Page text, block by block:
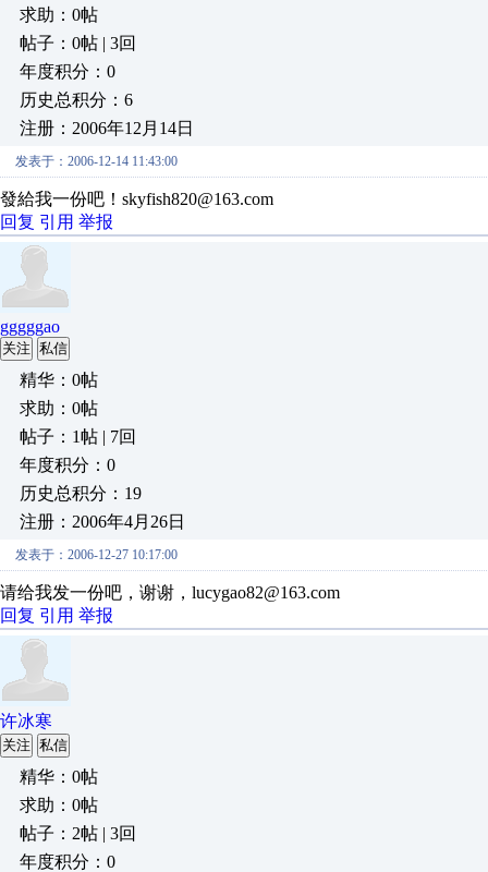
求助：0帖
帖子：0帖 | 3回
年度积分：0
历史总积分：6
注册：2006年12月14日
发表于：2006-12-14 11:43:00
發給我一份吧！skyfish820@163.com
回复 引用 举报
gggggao
关注 私信
精华：0帖
求助：0帖
帖子：1帖 | 7回
年度积分：0
历史总积分：19
注册：2006年4月26日
发表于：2006-12-27 10:17:00
请给我发一份吧，谢谢，lucygao82@163.com
回复 引用 举报
许冰寒
关注 私信
精华：0帖
求助：0帖
帖子：2帖 | 3回
年度积分：0